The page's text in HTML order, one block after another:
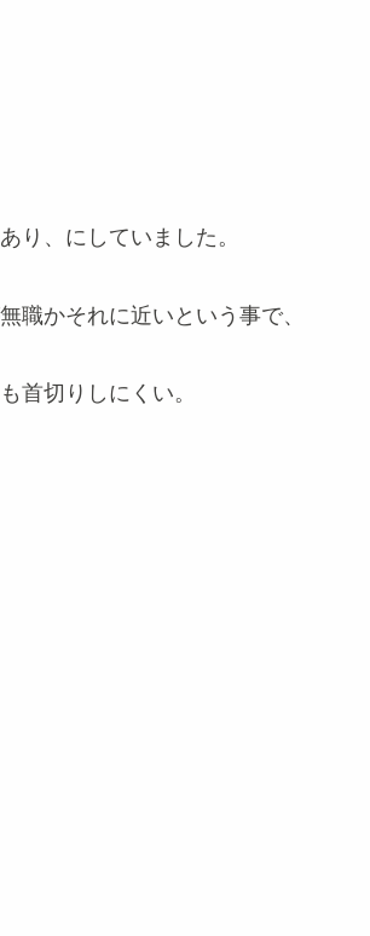
り、にしていました。
職かそれに近いという事で、
首切りしにくい。